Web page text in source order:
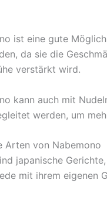
ist eine gute
da sie die
verstärkt wird.
kann auch mit
werden, um
Arten von Nabemono
japanische
mit ihrem eigenen